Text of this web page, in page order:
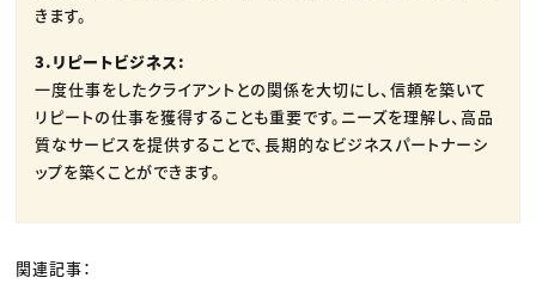
きます。
3.リピートビジネス:
一度仕事をしたクライアントとの関係を大切にし、信頼を築いて
リピートの仕事を獲得することも重要です。ニーズを理解し、高品
質なサービスを提供することで、長期的なビジネスパートナーシ
ップを築くことができます。
関連記事：